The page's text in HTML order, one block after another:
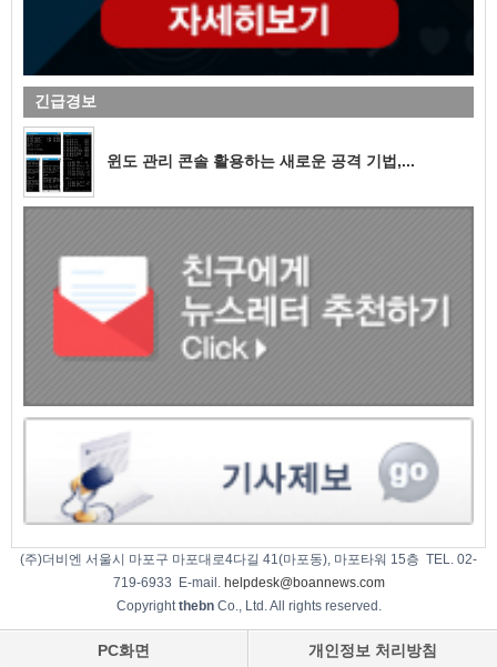
긴급경보
윈도 관리 콘솔 활용하는 새로운 공격 기법,...
(주)더비엔 서울시 마포구 마포대로4다길 41(마포동), 마포타워 15층 TEL. 02-
719-6933 E-mail. helpdesk@boannews.com
CopyrightthebnCo., Ltd. All rights reserved.
PC화면 개인정보 처리방침